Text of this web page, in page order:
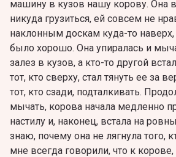
машину в кузов нашу корову. Она
никуда грузиться, ей совсем не
наклонным доскам куда-то
было хорошо. Она упиралась и
залез в кузов, а кто-то другой
тот, кто сверху, стал тянуть ее за
тот, кто сзади, подталкивать.
мычать, корова начала медленно
настилу и, наконец, встала на
знаю, почему она не лягнула того,
мне всегда говорили, что к